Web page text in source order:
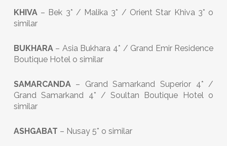
KHIVA– Bek 3* / Malika 3* / Orient Star Khiva 3* o
similar
BUKHARA– Asia Bukhara 4* / Grand Emir Residence
Boutique Hotel o similar
SAMARCANDA– Grand Samarkand Superior 4* /
Grand Samarkand 4* / Soultan Boutique Hotel o
similar
ASHGABAT – Nusay 5* o similar